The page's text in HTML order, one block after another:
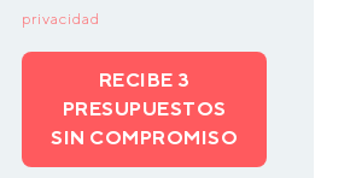
privacidad
RECIBE 3
PRESUPUESTOS
SIN COMPROMISO